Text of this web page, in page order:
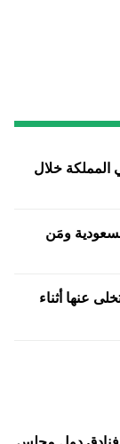
المملكة خلال
ومَن
لا أتخلى عنها أثناء